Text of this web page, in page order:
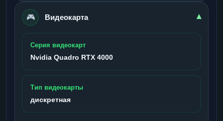
🎮 Видеокарта ▾
Серия видеокарт
Nvidia Quadro RTX 4000
Тип видеокарты
дискретная